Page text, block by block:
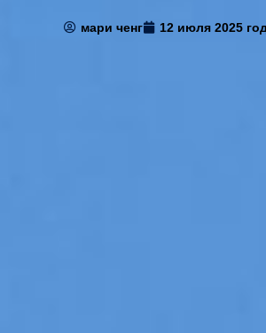
мари ченг 12 июля 2025